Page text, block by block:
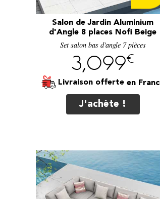
Salon de Jardin Aluminium
d'Angle 8 places Nofi Beige
Set salon bas d'angle 7 pièces
3,099€
Livraison offerte
J'achète !